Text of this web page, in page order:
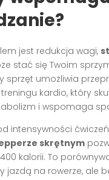
jest redukcja wagi,
stać się Twoim
sprzęt umożliwia
kardio, który
i wspomaga
intensywności
skrętnym
kalorii. To
jazdą na rowerze, ale